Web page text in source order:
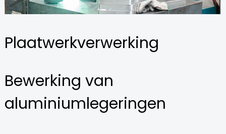
Plaatwerkverwerking
Bewerking van
aluminiumlegeringen